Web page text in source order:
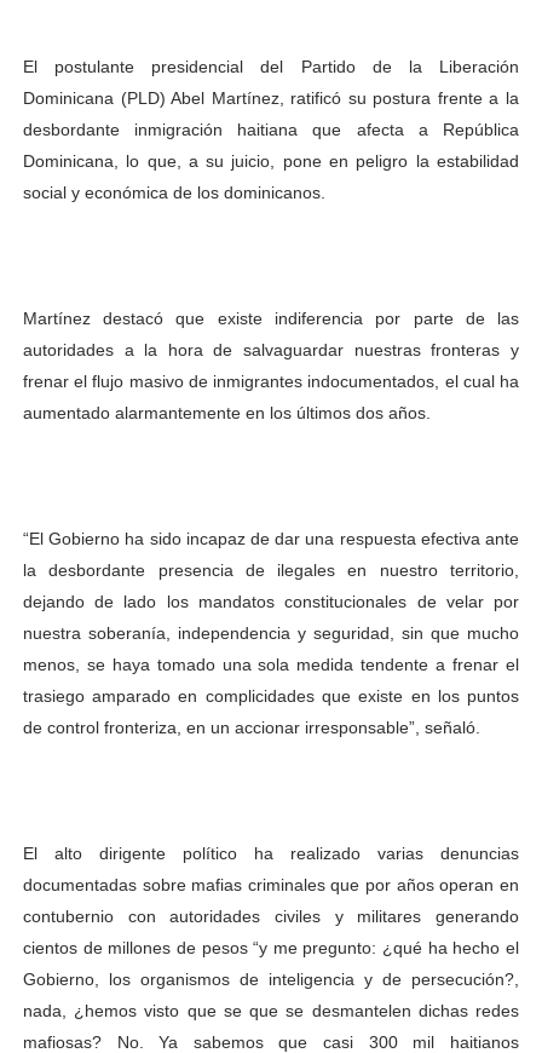
El postulante presidencial del Partido de la Liberación
Dominicana (PLD) Abel Martínez, ratificó su postura frente a la
desbordante inmigración haitiana que afecta a República
Dominicana, lo que, a su juicio, pone en peligro la estabilidad
social y económica de los dominicanos.
Martínez destacó que existe indiferencia por parte de las
autoridades a la hora de salvaguardar nuestras fronteras y
frenar el flujo masivo de inmigrantes indocumentados, el cual ha
aumentado alarmantemente en los últimos dos años.
“El Gobierno ha sido incapaz de dar una respuesta efectiva ante
la desbordante presencia de ilegales en nuestro territorio,
dejando de lado los mandatos constitucionales de velar por
nuestra soberanía, independencia y seguridad, sin que mucho
menos, se haya tomado una sola medida tendente a frenar el
trasiego amparado en complicidades que existe en los puntos
de control fronteriza, en un accionar irresponsable”, señaló.
El alto dirigente político ha realizado varias denuncias
documentadas sobre mafias criminales que por años operan en
contubernio con autoridades civiles y militares generando
cientos de millones de pesos “y me pregunto: ¿qué ha hecho el
Gobierno, los organismos de inteligencia y de persecución?,
nada, ¿hemos visto que se que se desmantelen dichas redes
mafiosas? No. Ya sabemos que casi 300 mil haitianos